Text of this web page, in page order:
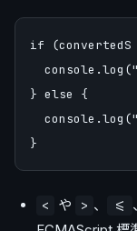
if (convertedS
} else {
< や > 、 <= 、